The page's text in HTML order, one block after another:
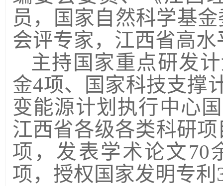
员，国家自然科学基
会评专家，江西省高
主持国家重点研发
金4项、国家科技支撑
变能源计划执行中心
江西省各级各类科研项
项，发表学术论文70
项，授权国家发明专利